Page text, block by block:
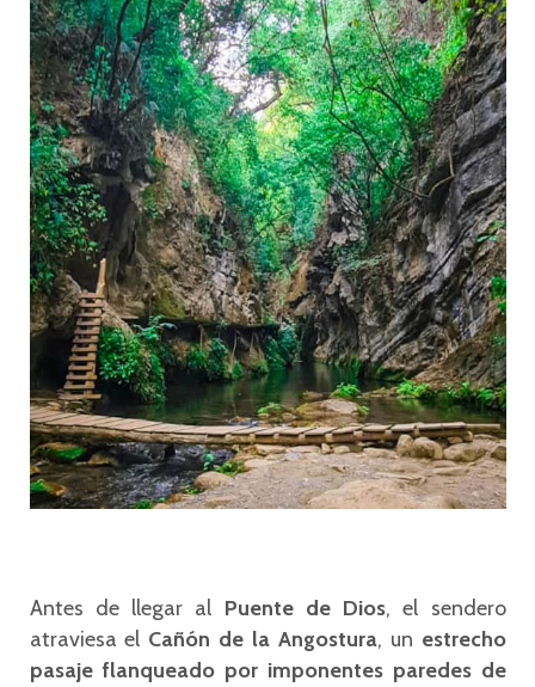
Antes de llegar al Puente de Dios, el sendero
atraviesa el Cañón de la Angostura, un estrecho
pasaje flanqueado por imponentes paredes de